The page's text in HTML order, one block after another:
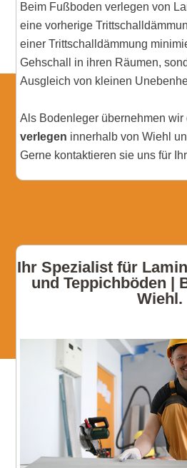
Beim Fußboden verlegen von
eine vorherige
einer Trittschalldämmung
Gehschall in ihren Räumen,
Ausgleich von kleinen
Als Bodenleger übernehmen wir
verlegen innerhalb von Wiehl
Gerne kontaktieren sie uns für
Ihr Spezialist für
und Teppichböden |
Wiehl.